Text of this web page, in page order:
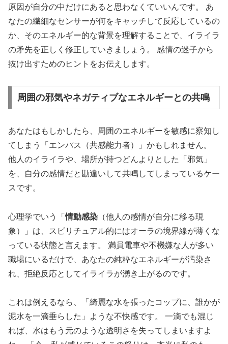
原因が自分の中だけにあると思わなくていいんです。 あ
なたの繊細なセンサーが何をキャッチして反応しているの
か、そのエネルギー的な背景を理解することで、イライラ
の矛先を正しく修正していきましょう。 感情の迷子から
抜け出すためのヒントをお伝えします。
周囲の邪気やネガティブなエネルギーとの共鳴
あなたはもしかしたら、周囲のエネルギーを敏感に察知し
てしまう「エンパス（共感能力者）」かもしれません。
他人のイライラや、場所が持つどんよりとした「邪気」
を、自分の感情だと勘違いして共鳴してしまっているケー
スです。
心理学でいう「情動感染 （他人の感情が自分に移る現
象）」は、スピリチュアル的にはオーラの境界線が薄くな
っている状態と言えます。 満員電車や不機嫌な人が多い
職場にいるだけで、あなたの純粋なエネルギーが汚染さ
れ、拒絶反応としてイライラが湧き上がるのです。
これは例えるなら、
「綺麗な水を張ったコップに、誰かが
泥水を一滴垂らした」ような不快感です。 一滴でも混じ
れば、水はもう元のような透明さを失ってしまいますよ